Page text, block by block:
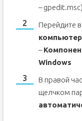
– gpedit.msc)
Перейдите
–
Windows
В правой
щелчком